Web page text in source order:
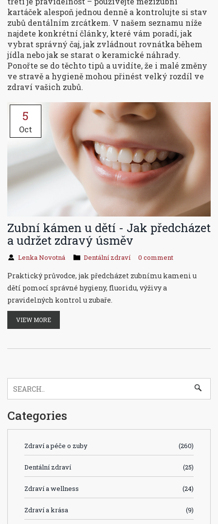
kartáček alespoň jednou denně a kontrolujte si stav
zubů dentálním zrcátkem. V našem seznamu níže
najdete konkrétní články, které vám poradí, jak
vybrat správný čaj, jak zvládnout rovnátka během
jídla nebo jak se starat o keramické náhrady.
Ponořte se do těchto tipů a uvidíte, že i malé změny
ve stravě a hygieně mohou přinést velký rozdíl ve
zdraví vašich zubů.
5
Oct
Zubní kámen u dětí - Jak předcházet
a udržet zdravý úsměv
Lenka Novotná Dentální zdraví 0 comment
Praktický průvodce, jak předcházet zubnímu kameni u
dětí pomocí správné hygieny, fluoridu, výživy a
pravidelných kontrol u zubaře.
VIEW MORE
Categories
Zdraví a péče o zuby (260)
Dentální zdraví (25)
Zdraví a wellness (24)
Zdraví a krása (9)